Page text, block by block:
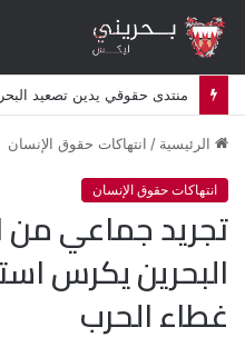
الرئيسية / انتهاكات حقوق الإنسان
انتهاكات حقوق الإنسان
تجريد جماعي من
البحرين يكرس
غطاء الحرب